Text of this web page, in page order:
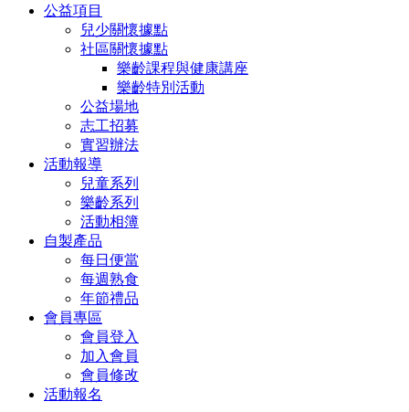
公益項目
兒少關懷據點
社區關懷據點
樂齡課程與健康講座
樂齡特別活動
公益場地
志工招募
實習辦法
活動報導
兒童系列
樂齡系列
活動相簿
自製產品
每日便當
每週熟食
年節禮品
會員專區
會員登入
加入會員
會員修改
活動報名